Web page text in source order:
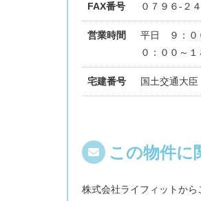
FAX番号 ０７９６-２
営業時間
平日 ９：
０：００～１
宅建番号 国土交通大
この物件に
株式会社ライフィットから